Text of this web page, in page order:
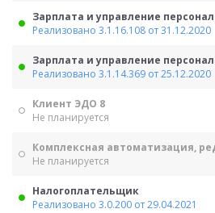
Зарплата и управление
Реализовано 3.1.16.108 от 31.12.2020
Зарплата и управление
Реализовано 3.1.14.369 от 25.12.2020
Клиент ЭДО 8
Не планируется
Комплексная автоматизация,
Не планируется
Налогоплательщик
Реализовано 3.0.200 от 29.04.2021